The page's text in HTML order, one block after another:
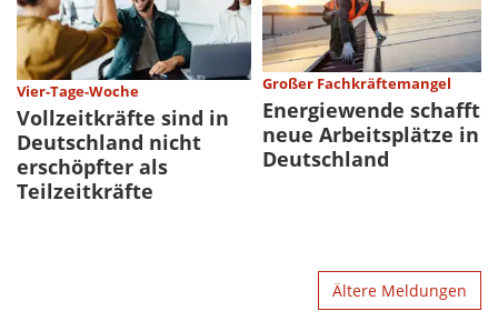
Vier-Tage-Woche
Vollzeitkräfte sind in
Deutschland nicht
erschöpfter als
Teilzeitkräfte
Großer Fachkräftemangel
Energiewende schafft
neue Arbeitsplätze in
Deutschland
Ältere Meldungen